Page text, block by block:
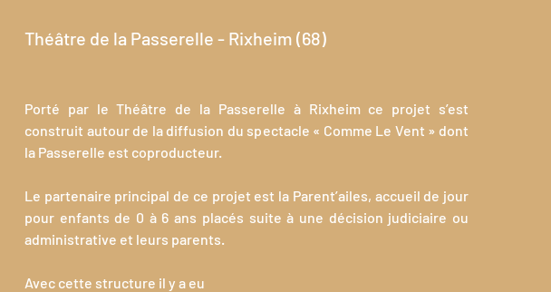
Théâtre de la Passerelle - Rixheim (68)
Porté par le Théâtre de la Passerelle à Rixheim ce projet s’est
construit autour de la diffusion du spectacle « Comme Le Vent » dont
la Passerelle est coproducteur.
Le partenaire principal de ce projet est la Parent’ailes, accueil de jour
pour enfants de 0 à 6 ans placés suite à une décision judiciaire ou
administrative et leurs parents.
Avec cette structure il y a eu